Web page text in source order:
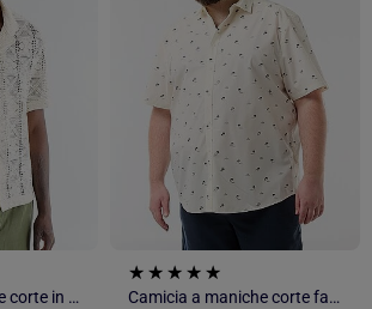
Camicia a maniche corte in maglia traforata
Camicia a maniche corte fantasia